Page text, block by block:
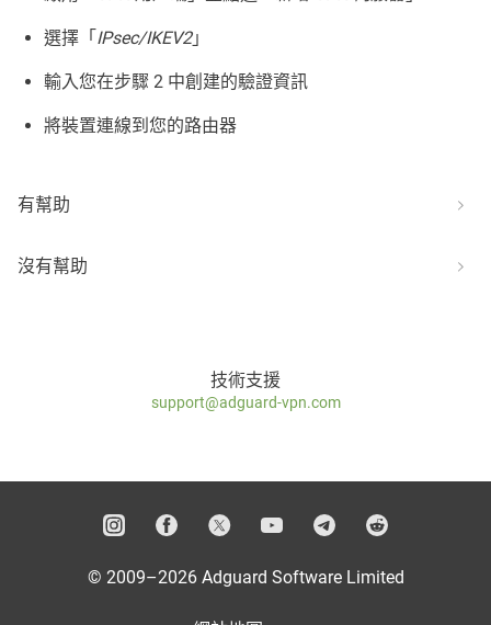
選擇「 IPsec/IKEV2」
輸入您在步驟 2 中創建的驗證資訊
將裝置連線到您的路由器
有幫助
沒有幫助
技術支援
support@adguard-vpn.com
© 2009–2026 Adguard Software Limited